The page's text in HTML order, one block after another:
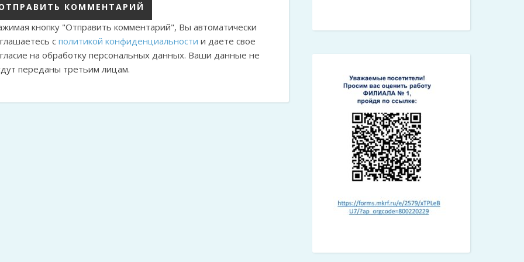
кнопку "Отправить комментарий", Вы автоматически
с политикой конфиденциальности и даете свое
на обработку персональных данных. Ваши данные не
переданы третьим лицам.